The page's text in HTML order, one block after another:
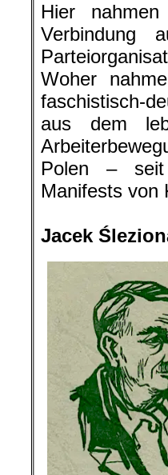
Hier
Verbindung
Woher
faschistisch-
aus dem
Polen – seit
Manifests von
Jacek